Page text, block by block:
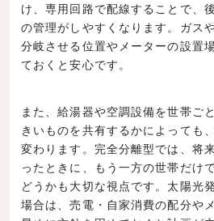
け、専用回路で配線することで、
の管理がしやすくなります。ガス
分岐させる位置やメーターの設置
ておくと安心です。
また、給湯器や空調設備を世帯ご
きいものを共有するかによっても
変わります。完全分離型では、将
ったときに、もう一方の世帯だけ
どうかも大切な視点です。太陽光
場合は、売電・自家消費の配分や